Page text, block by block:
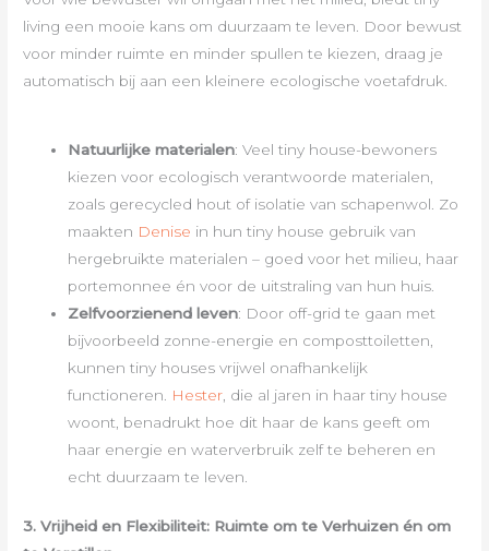
living een mooie kans om duurzaam te leven. Door bewust
voor minder ruimte en minder spullen te kiezen, draag je
automatisch bij aan een kleinere ecologische voetafdruk.
Natuurlijke materialen: Veel tiny house-bewoners
kiezen voor ecologisch verantwoorde materialen,
zoals gerecycled hout of isolatie van schapenwol. Zo
maakten Denise in hun tiny house gebruik van
hergebruikte materialen – goed voor het milieu, haar
portemonnee én voor de uitstraling van hun huis.
Zelfvoorzienend leven: Door off-grid te gaan met
bijvoorbeeld zonne-energie en composttoiletten,
kunnen tiny houses vrijwel onafhankelijk
functioneren.
Hester , die al jaren in haar tiny house
woont, benadrukt hoe dit haar de kans geeft om
haar energie en waterverbruik zelf te beheren en
echt duurzaam te leven.
3. Vrijheid en Flexibiliteit: Ruimte om te Verhuizen én om